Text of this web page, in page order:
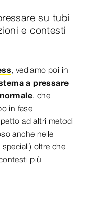
su tubi
e contesti
, vediamo poi in
a pressare
, che
in fase
ad altri metodi
anche nelle
oltre che
più